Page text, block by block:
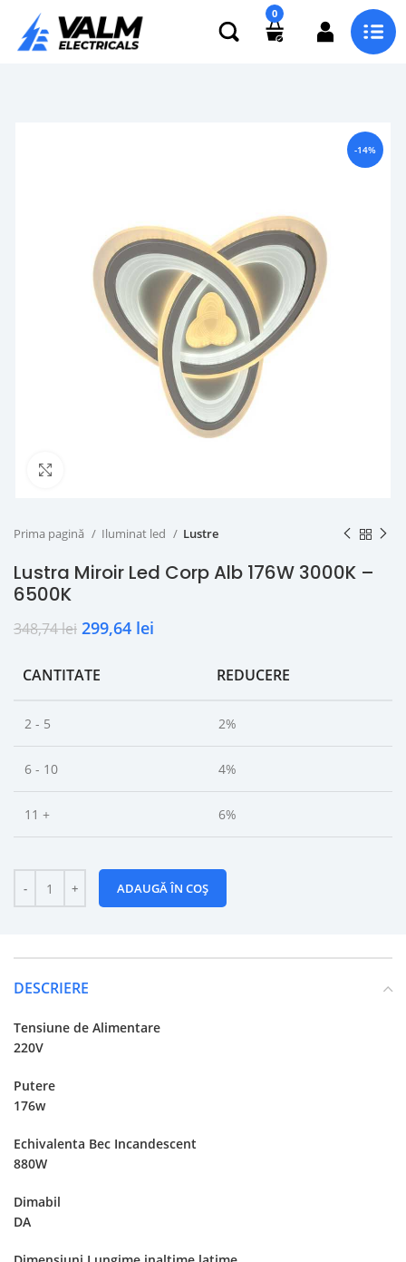
0
-14%
Prima pagină Iluminat led Lustre
Lustra Miroir Led Corp Alb 176W 3000K –
6500K
348,74lei 299,64 lei
CANTITATE REDUCERE
2 - 5 2%
6 - 10 4%
11 + 6%
ADAUGĂ ÎN COȘ
DESCRIERE
Tensiune de Alimentare
220V
Putere
176w
Echivalenta Bec Incandescent
880W
Dimabil
DA